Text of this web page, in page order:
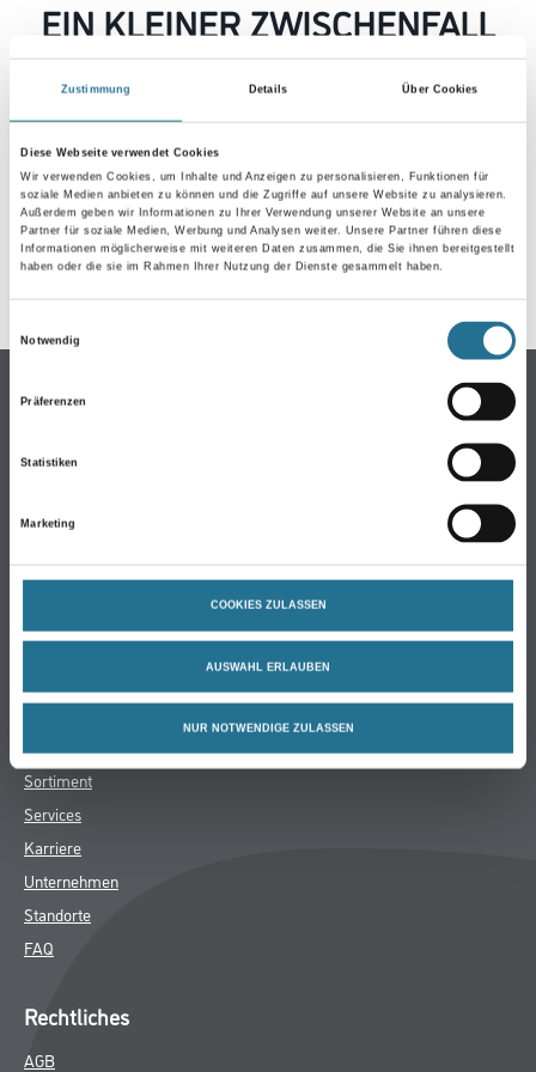
Zustimmung Details Über Cookies
Diese Webseite verwendet Cookies
Wir verwenden Cookies, um Inhalte und Anzeigen zu personalisieren, Funktionen für
soziale Medien anbieten zu können und die Zugriffe auf unsere Website zu analysieren.
Außerdem geben wir Informationen zu Ihrer Verwendung unserer Website an unsere
Partner für soziale Medien, Werbung und Analysen weiter. Unsere Partner führen diese
Informationen möglicherweise mit weiteren Daten zusammen, die Sie ihnen bereitgestellt
haben oder die sie im Rahmen Ihrer Nutzung der Dienste gesammelt haben.
Notwendig
Präferenzen
Statistiken
Marketing
COOKIES ZULASSEN
AUSWAHL ERLAUBEN
NUR NOTWENDIGE ZULASSEN
EIN KLEINER ZWISCHENFALL
IST AUFGETRETEN
Keine Sorge, wir pinseln schon an der Lösung und
werden das Problem so schnell wie möglich beheben.
Erkunden Sie in der Zwischenzeit unseren Online-Shop
und lassen Sie sich inspirieren.
ZURÜCK ZUM ONLINE-SHOP
Online-Shop
WDV-Systeme
Putze- und Spachtelmassen
Bodenbeläge
Werkzeuge & Maschinen
Winkler & Gräbner
Sortiment
Services
Karriere
Unternehmen
Standorte
FAQ
Rechtliches
AGB